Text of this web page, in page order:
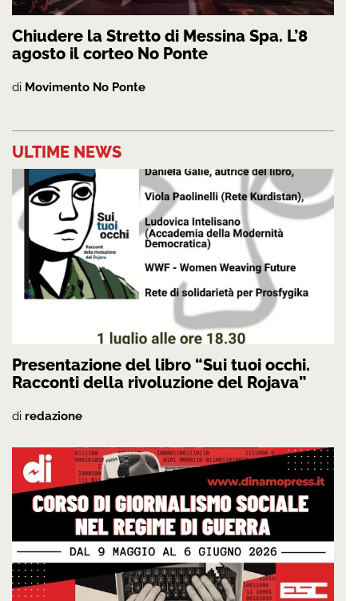
Chiudere la Stretto di Messina Spa. L’8
agosto il corteo No Ponte
di Movimento No Ponte
ULTIME NEWS
Presentazione del libro “Sui tuoi occhi.
Racconti della rivoluzione del Rojava”
di redazione